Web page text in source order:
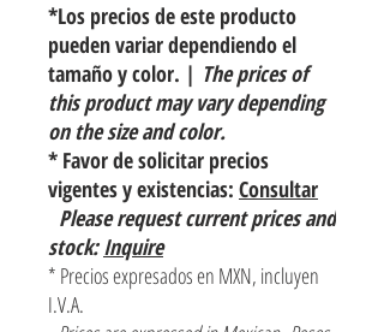
*Los precios de este producto
pueden variar dependiendo el
tamaño y color. | The prices of
this product may vary depending
on the size and color.
* Favor de solicitar precios
vigentes y existencias: Consultar
Please request current prices and
stock:Inquire
* Precios expresados en MXN, incluyen
I.V.A.